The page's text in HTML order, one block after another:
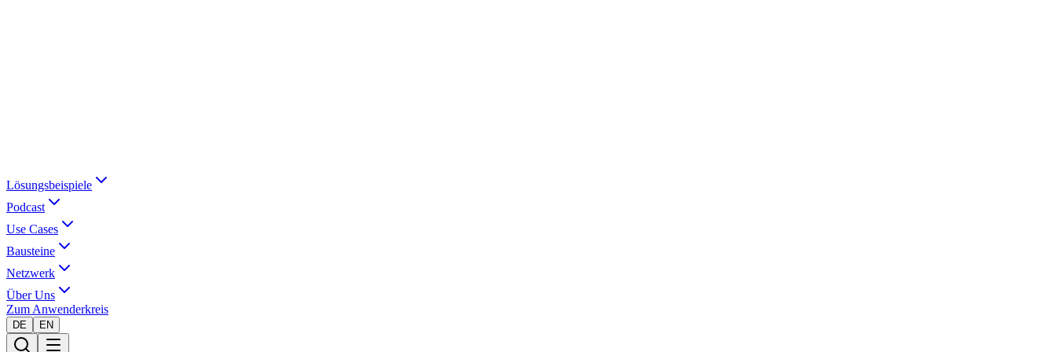
Lösungsbeispiele
Podcast
Use Cases
Bausteine
Netzwerk
Über Uns
Zum Anwenderkreis
DE EN